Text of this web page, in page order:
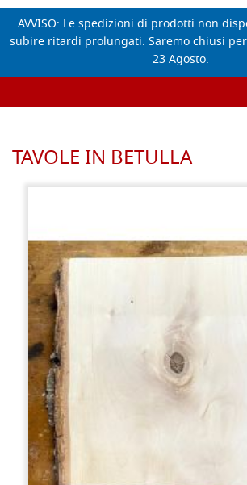
AVVISO: Le spedizioni di prodotti non
subire ritardi prolungati. Saremo chiusi
23 Agosto.
TAVOLE IN BETULLA